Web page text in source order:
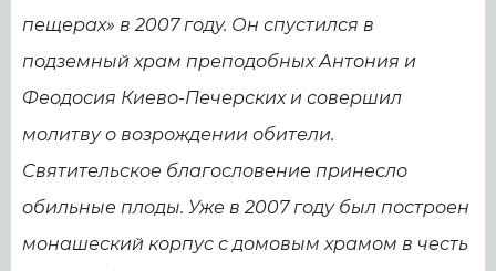
пещерах» в 2007 году. Он спустился в
подземный храм преподобных Антония и
Феодосия Киево-Печерских и совершил
молитву о возрождении обители.
Святительское благословение принесло
обильные плоды. Уже в 2007 году был построен
монашеский корпус с домовым храмом в честь